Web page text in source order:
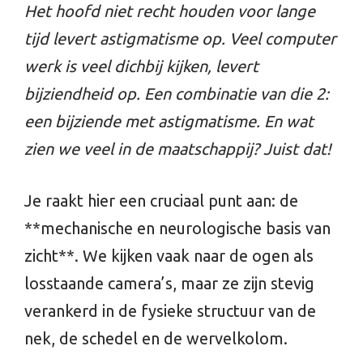
Het hoofd niet recht houden voor lange
tijd levert astigmatisme op. Veel computer
werk is veel dichbij kijken, levert
bijziendheid op. Een combinatie van die 2:
een bijziende met astigmatisme. En wat
zien we veel in de maatschappij? Juist dat!
Je raakt hier een cruciaal punt aan: de
**mechanische en neurologische basis van
zicht**. We kijken vaak naar de ogen als
losstaande camera’s, maar ze zijn stevig
verankerd in de fysieke structuur van de
nek, de schedel en de wervelkolom.